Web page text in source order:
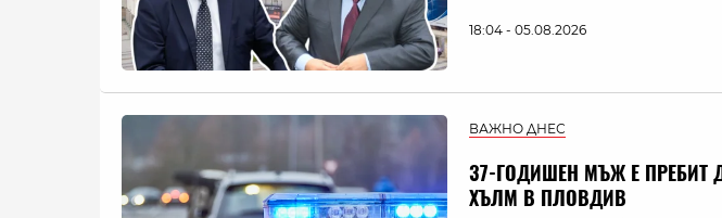
18:04 - 05.08.2026
ВАЖНО ДНЕС
37-ГОДИШЕН МЪЖ Е
ХЪЛМ В ПЛОВДИВ